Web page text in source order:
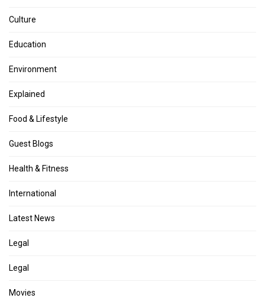
Culture
Education
Environment
Explained
Food & Lifestyle
Guest Blogs
Health & Fitness
International
Latest News
Legal
Legal
Movies